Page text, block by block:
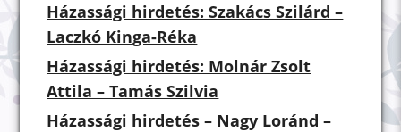
Házassági hirdetés: Szakács Szilárd –
Laczkó Kinga-Réka
Házassági hirdetés: Molnár Zsolt
Attila – Tamás Szilvia
Házassági hirdetés – Nagy Loránd –